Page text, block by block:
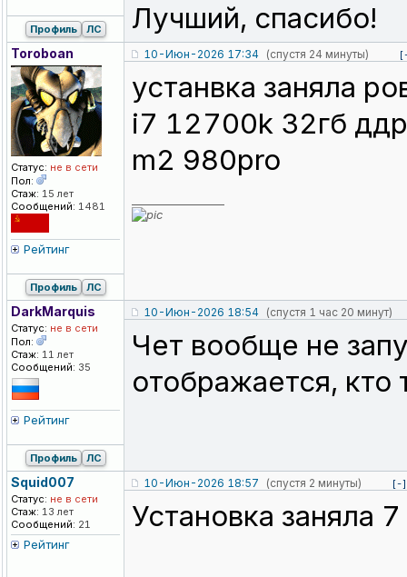
Лучший, спасибо!
Профиль ЛС
Toroboan
Статус: не в сети
Пол:
Стаж: 15 лет
Сообщений: 1481
Рейтинг
10-Июн-2026 17:34 (спустя 24 минуты)
устанвка заняла
i7 12700k 32гб
m2 980pro
Профиль ЛС
DarkMarquis
Статус: не в сети
Пол:
Стаж: 11 лет
Сообщений: 35
Рейтинг
10-Июн-2026 18:54 (спустя 1 час 20 минут)
Чет вообще не
отображается, кто
Профиль ЛС
Squid007
Статус: не в сети
Стаж: 13 лет
Сообщений: 21
Рейтинг
10-Июн-2026 18:57 (спустя 2 минуты) [-]
Установка заняла